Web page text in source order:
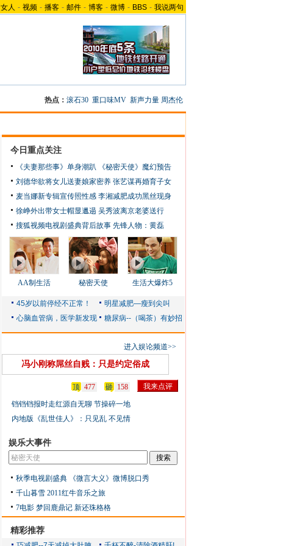
女人 - 视频 - 播客 - 邮件 - 博客 - 微博 - BBS - 我说两句
热点： 滚石30 重口味MV 新声力量 周杰伦
今日重点关注
《夫妻那些事》单身潮趴
《秘密天使》魔幻预告
刘德华欲将女儿送妻娘家密养 张艺谋再婚育子女
麦当娜新专辑宣传照性感 李湘减肥成功黑丝现身
徐峥外出带女士帽显邋遢 吴秀波离京老婆送行
搜狐视频电视剧盛典背后故事 先锋人物：黄磊
AA制生活 秘密天使 生活大爆炸5
进入娱论频道>>
冯小刚称屌丝自贱：只是约定俗成
顶 477 砸
158
铛铛铛报时走红源自无聊 节操碎一地
内地版《乱世佳人》：只见乱 不见情
娱乐大事件
秋季电视剧盛典
《微言大义》微博脱口秀
千山暮雪 2011红牛音乐之旅
7电影 梦回鹿鼎记 新还珠格格
精彩推荐